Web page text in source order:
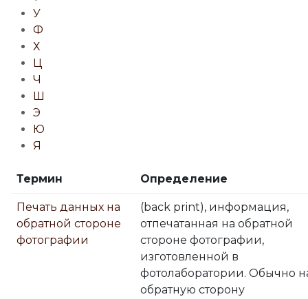
У
Ф
Х
Ц
Ч
Ш
Э
Ю
Я
Термин Определение
Печать данных на
обратной стороне
фотографии
(back print), информация,
отпечатанная на обратной
стороне фотографии,
изготовленной в
фотолаборатории. Обычно
обратную сторону